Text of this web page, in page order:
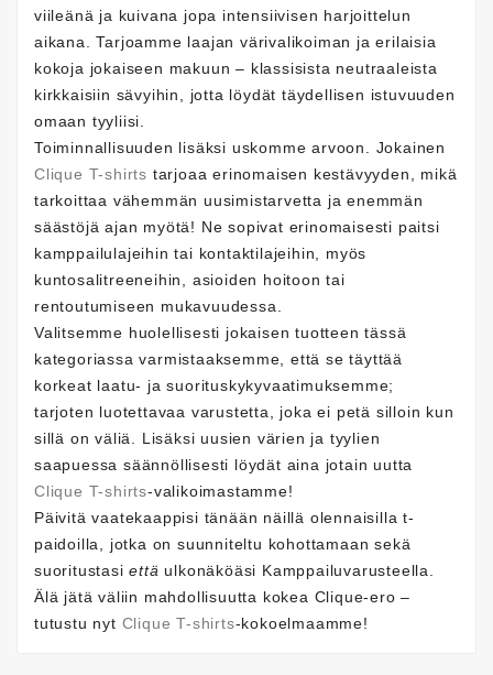
viileänä ja kuivana jopa intensiivisen harjoittelun
aikana. Tarjoamme laajan värivalikoiman ja erilaisia
kokoja jokaiseen makuun – klassisista neutraaleista
kirkkaisiin sävyihin, jotta löydät täydellisen istuvuuden
omaan tyyliisi.
Toiminnallisuuden lisäksi uskomme arvoon. Jokainen
Clique T-shirts tarjoaa erinomaisen kestävyyden, mikä
tarkoittaa vähemmän uusimistarvetta ja enemmän
säästöjä ajan myötä! Ne sopivat erinomaisesti paitsi
kamppailulajeihin tai kontaktilajeihin, myös
kuntosalitreeneihin, asioiden hoitoon tai
rentoutumiseen mukavuudessa.
Valitsemme huolellisesti jokaisen tuotteen tässä
kategoriassa varmistaaksemme, että se täyttää
korkeat laatu- ja suorituskykyvaatimuksemme;
tarjoten luotettavaa varustetta, joka ei petä silloin kun
sillä on väliä. Lisäksi uusien värien ja tyylien
saapuessa säännöllisesti löydät aina jotain uutta
Clique T-shirts-valikoimastamme!
Päivitä vaatekaappisi tänään näillä olennaisilla t-
paidoilla, jotka on suunniteltu kohottamaan sekä
suoritustasiettä ulkonäköäsi Kamppailuvarusteella.
Älä jätä väliin mahdollisuutta kokea Clique-ero –
tutustu nyt Clique T-shirts-kokoelmaamme!